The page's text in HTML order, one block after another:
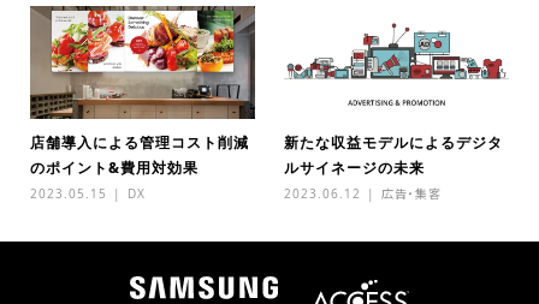
店舗導入による管理コスト削減
のポイント&費用対効果
2023.05.15 DX
新たな収益モデルによるデジタ
ルサイネージの未来
2023.06.12 広告・集客